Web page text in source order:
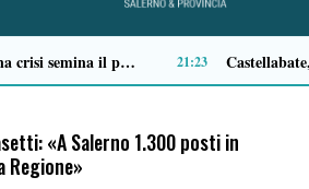
Tortorella celebra la Fiera di San Basilio: tra antichi mestieri, bestiame e la musica della Bandabardò
«A Salerno 1.300 posti in
Regione»